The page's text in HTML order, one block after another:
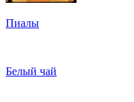
Пиалы
Белый чай